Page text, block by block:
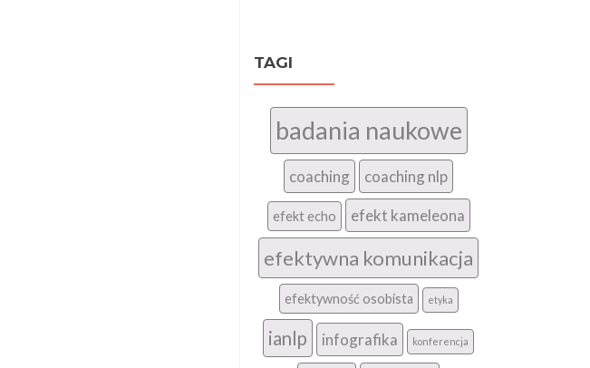
TAGI
badania naukowe
coaching coaching nlp
efekt echo efekt kameleona
efektywna komunikacja
efektywność osobista etyka
ianlp infografika konferencja